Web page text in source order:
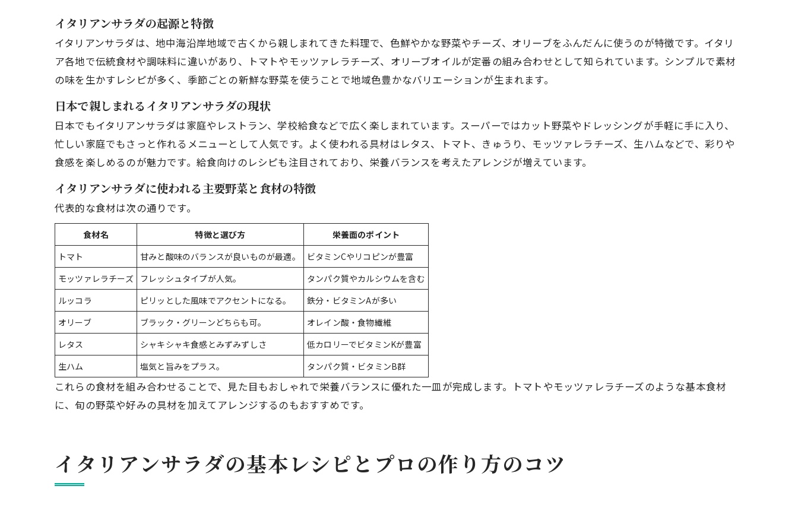
イタリアンサラダの起源と特徴
イタリアンサラダは、地中海沿岸地域で古くから親しまれてきた料理で、色鮮やかな野菜やチーズ、オリーブをふんだんに使うのが特徴です。イタリ
ア各地で伝統食材や調味料に違いがあり、トマトやモッツァレラチーズ、オリーブオイルが定番の組み合わせとして知られています。シンプルで素材
の味を生かすレシピが多く、季節ごとの新鮮な野菜を使うことで地域色豊かなバリエーションが生まれます。
日本で親しまれるイタリアンサラダの現状
日本でもイタリアンサラダは家庭やレストラン、学校給食などで広く楽しまれています。スーパーではカット野菜やドレッシングが手軽に手に入り、
忙しい家庭でもさっと作れるメニューとして人気です。よく使われる具材はレタス、トマト、きゅうり、モッツァレラチーズ、生ハムなどで、彩りや
食感を楽しめるのが魅力です。給食向けのレシピも注目されており、栄養バランスを考えたアレンジが増えています。
イタリアンサラダに使われる主要野菜と食材の特徴
代表的な食材は次の通りです。
食材名 特徴と選び方
栄養面のポイント
トマト
甘みと酸味のバランスが良いものが最適。
ビタミンCやリコピンが豊富
モッツァレラチーズ
フレッシュタイプが人気。
タンパク質やカルシウムを含む
ルッコラ
ピリッとした風味でアクセントになる。
鉄分・ビタミンAが多い
オリーブ
ブラック・グリーンどちらも可。
オレイン酸・食物繊維
レタス
シャキシャキ食感とみずみずしさ
低カロリーでビタミンKが豊富
生ハム
塩気と旨みをプラス。 タンパク質・ビタミンB群
これらの食材を組み合わせることで、見た目もおしゃれで栄養バランスに優れた一皿が完成します。トマトやモッツァレラチーズのような基本食材
に、旬の野菜や好みの具材を加えてアレンジするのもおすすめです。
イタリアンサラダの基本レシピとプロの作り方のコツ